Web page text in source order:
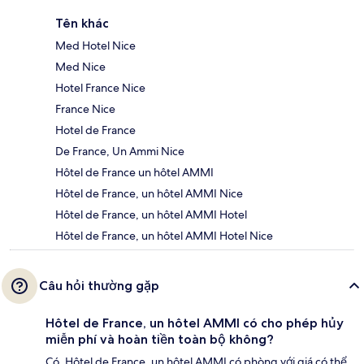
Tên khác
Med Hotel Nice
Med Nice
Hotel France Nice
France Nice
Hotel de France
De France, Un Ammi Nice
Hôtel de France un hôtel AMMI
Hôtel de France, un hôtel AMMI Nice
Hôtel de France, un hôtel AMMI Hotel
Hôtel de France, un hôtel AMMI Hotel Nice
Câu hỏi thường gặp
Hôtel de France, un hôtel AMMI có cho phép hủy
miễn phí và hoàn tiền toàn bộ không?